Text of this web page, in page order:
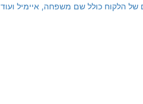
הלקוח כולל שם משפחה, איימיל ועוד